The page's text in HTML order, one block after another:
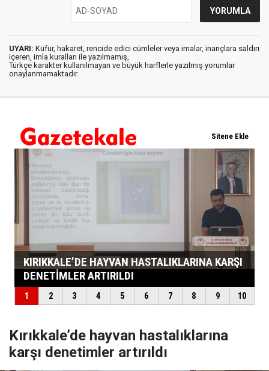
UYARI: Küfür, hakaret, rencide edici cümleler veya imalar, inançlara saldırı
içeren, imla kuralları ile yazılmamış,
Türkçe karakter kullanılmayan ve büyük harflerle yazılmış yorumlar
onaylanmamaktadır.
Kırıkkale’de hayvan hastalıklarına
karşı denetimler artırıldı